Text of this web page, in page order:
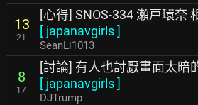
13
21
[心得] SNOS-334 瀬戸環奈
[ japanavgirls]
SeanLi1013
8
17
[討論] 有人也討厭畫面太暗
[ japanavgirls]
DJTrump